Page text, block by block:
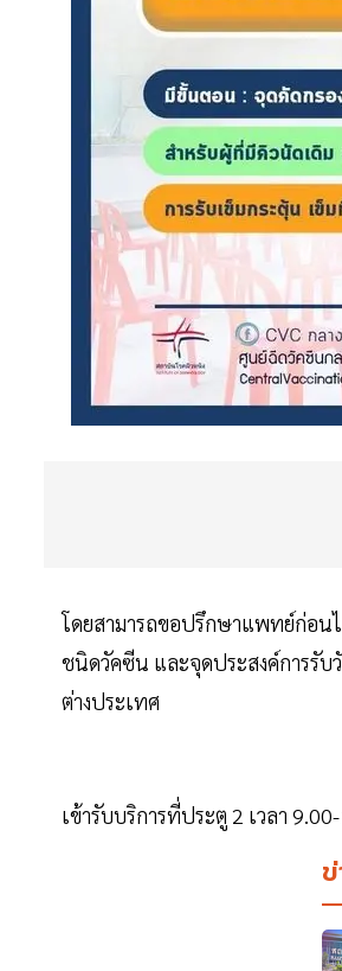
โดยสามารถขอปรึกษาแพทย์ก่อน
ชนิดวัคซีน และจุดประสงค์การรั
ต่างประเทศ
เข้ารับบริการที่ประตู 2 เวลา